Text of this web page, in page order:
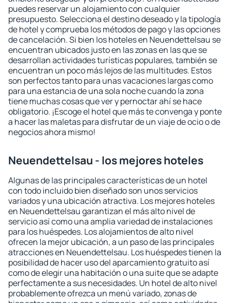
puedes reservar un alojamiento con cualquier
presupuesto. Selecciona el destino deseado y la tipología
de hotel y comprueba los métodos de pago y las opciones
de cancelación. Si bien los hoteles en Neuendettelsau se
encuentran ubicados justo en las zonas en las que se
desarrollan actividades turísticas populares, también se
encuentran un poco más lejos de las multitudes. Estos
son perfectos tanto para unas vacaciones largas como
para una estancia de una sola noche cuando la zona
tiene muchas cosas que ver y pernoctar ahí se hace
obligatorio. ¡Escoge el hotel que más te convenga y ponte
a hacer las maletas para disfrutar de un viaje de ocio o de
negocios ahora mismo!
Neuendettelsau - los mejores hoteles
Algunas de las principales características de un hotel
con todo incluido bien diseñado son unos servicios
variados y una ubicación atractiva. Los mejores hoteles
en Neuendettelsau garantizan el más alto nivel de
servicio así como una amplia variedad de instalaciones
para los huéspedes. Los alojamientos de alto nivel
ofrecen la mejor ubicación, a un paso de las principales
atracciones en Neuendettelsau. Los huéspedes tienen la
posibilidad de hacer uso del aparcamiento gratuito así
como de elegir una habitación o una suite que se adapte
perfectamente a sus necesidades. Un hotel de alto nivel
probablemente ofrezca un menú variado, zonas de